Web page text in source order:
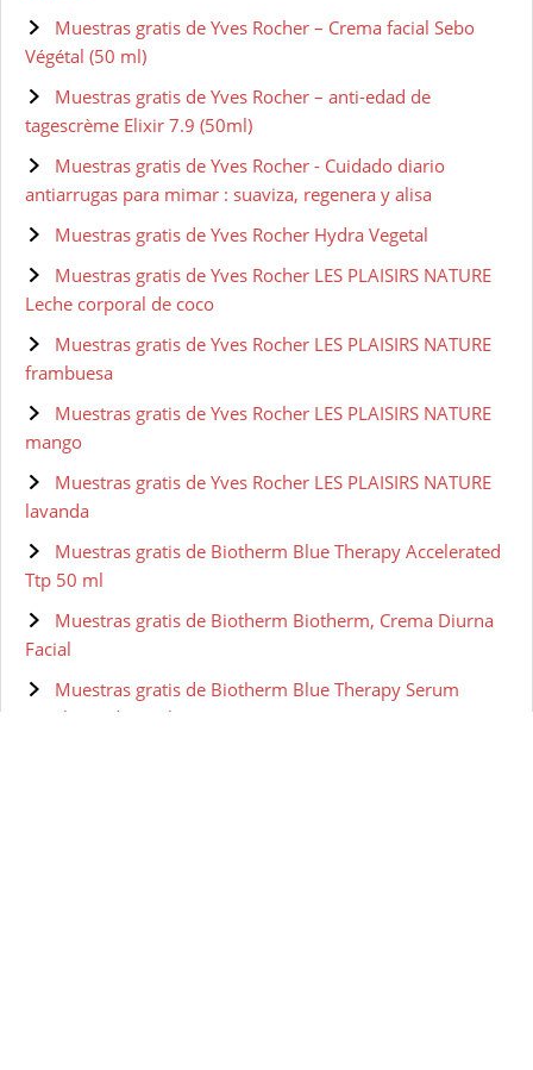
Muestras gratis de Yves Rocher – Crema facial Sebo
Végétal (50 ml)
Muestras gratis de Yves Rocher – anti-edad de
tagescrème Elixir 7.9 (50ml)
Muestras gratis de Yves Rocher - Cuidado diario
antiarrugas para mimar : suaviza, regenera y alisa
Muestras gratis de Yves Rocher Hydra Vegetal
Muestras gratis de Yves Rocher LES PLAISIRS NATURE
Leche corporal de coco
Muestras gratis de Yves Rocher LES PLAISIRS NATURE
frambuesa
Muestras gratis de Yves Rocher LES PLAISIRS NATURE
mango
Muestras gratis de Yves Rocher LES PLAISIRS NATURE
lavanda
Muestras gratis de Biotherm Blue Therapy Accelerated
Ttp 50 ml
Muestras gratis de Biotherm Biotherm, Crema Diurna
Facial
Muestras gratis de Biotherm Blue Therapy Serum
Accelerated 50 ml